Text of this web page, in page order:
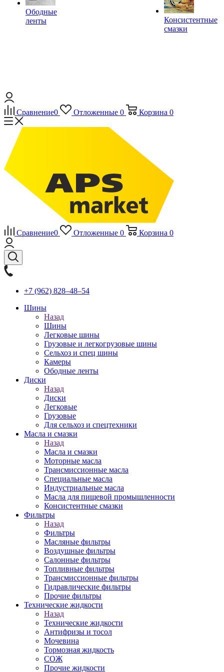
Ободные
ленты
Консистентные
смазки
Сравнение0 Отложенные 0 Корзина 0
Сравнение0 Отложенные 0 Корзина 0
+7 (962) 828‒48‒54
Шины
Назад
Шины
Легковые шины
Грузовые и легкогрузовые шины
Сельхоз и спец шины
Камеры
Ободные ленты
Диски
Назад
Диски
Легковые
Грузовые
Для сельхоз и спецтехники
Масла и смазки
Назад
Масла и смазки
Моторные масла
Трансмиссионные масла
Специальные масла
Индустриальные масла
Масла для пищевой промышленности
Консистентные смазки
Фильтры
Назад
Фильтры
Масляные фильтры
Воздушные фильтры
Салонные фильтры
Топливные фильтры
Трансмиссионные фильтры
Гидравлические фильтры
Прочие фильтры
Технические жидкости
Назад
Технические жидкости
Антифризы и тосол
Мочевина
Тормозная жидкость
СОЖ
Прочие жидкости